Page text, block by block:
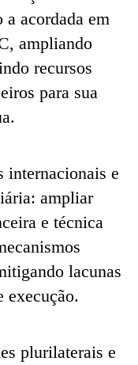
acordada em
ampliando
recursos
para sua
internacionais e
ampliar
e técnica
lacunas
execução.
plurilaterais e